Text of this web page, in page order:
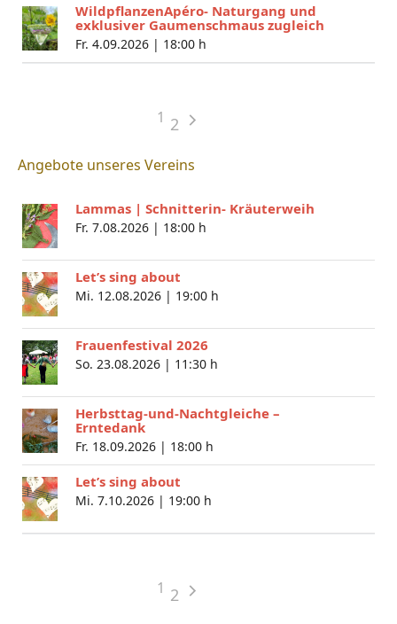
WildpflanzenApéro- Naturgang und
exklusiver Gaumenschmaus zugleich
Fr. 4.09.2026 | 18:00 h
1 2
Angebote unseres Vereins
Lammas | Schnitterin- Kräuterweih
Fr. 7.08.2026 | 18:00 h
Let’s sing about
Mi. 12.08.2026 | 19:00 h
Frauenfestival 2026
So. 23.08.2026 | 11:30 h
Herbsttag-und-Nachtgleiche –
Erntedank
Fr. 18.09.2026 | 18:00 h
Let’s sing about
Mi. 7.10.2026 | 19:00 h
1 2